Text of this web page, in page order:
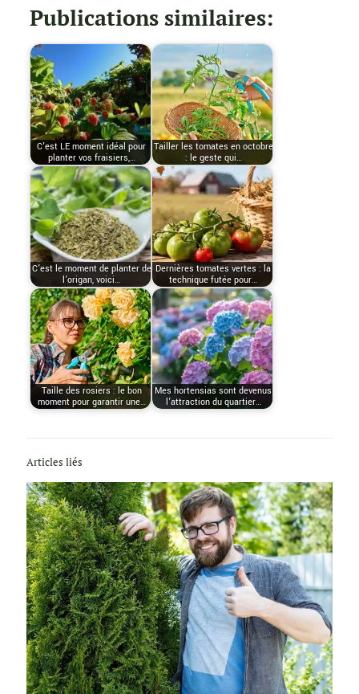
Publications similaires:
C'est LE moment idéal pour
planter vos fraisiers,…
Tailler les tomates en octobre
: le geste qui…
C’est le moment de planter de
l’origan, voici…
Dernières tomates vertes : la
technique futée pour…
Taille des rosiers : le bon
moment pour garantir une…
Mes hortensias sont devenus
l’attraction du quartier…
Articles liés